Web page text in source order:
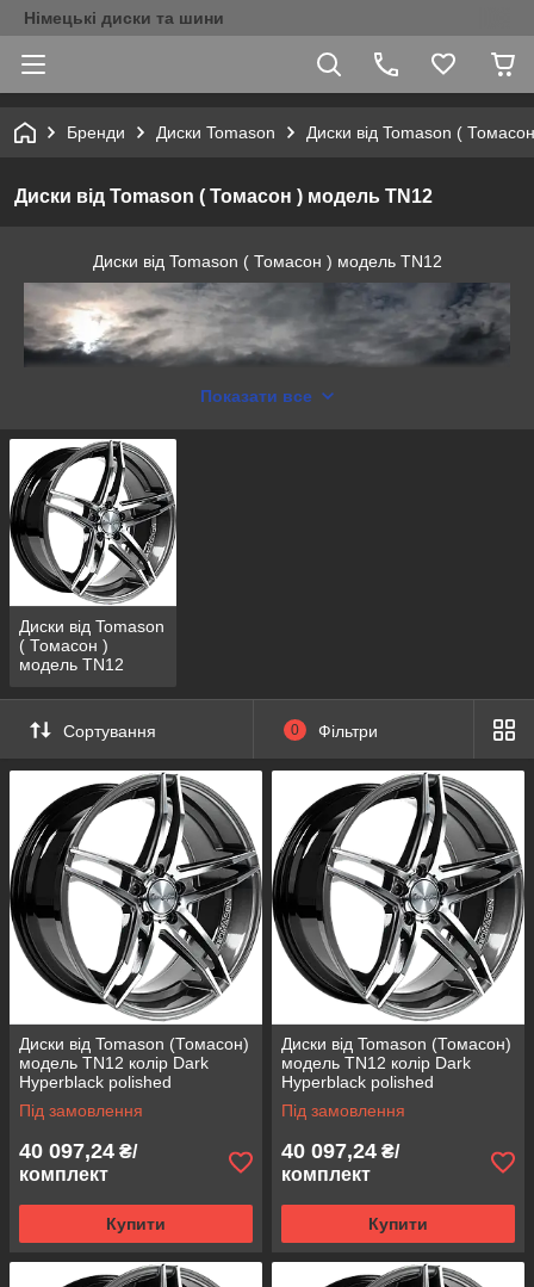
Німецькі диски та шини
Бренди Диски Tomason Диски від Tomason (
Диски від Tomason ( Томасон ) модель TN12
Диски від Tomason ( Томасон ) модель TN12
Показати все
Диски від Tomason
( Томасон )
модель TN12
Hyperblack
polishedСортування 0 Фільтри
Диски від Tomason (Томасон)
модель TN12 колір Dark
Hyperblack polished
параметри 8,5J x 18" PCD 5 x
105 ET 35
Під замовлення
40 097,24 ₴/
комплект
Купити
Диски від Tomason (Томасон)
модель TN12 колір Dark
Hyperblack polished
параметри 8,5J x 18" PCD 5 x
108 ET 40
Під замовлення
40 097,24 ₴/
комплект
Купити